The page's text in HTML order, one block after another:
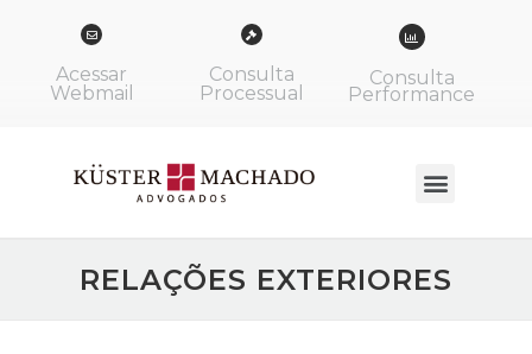
Acessar
Webmail
Consulta
Processual
Consulta
Performance
RELAÇÕES EXTERIORES